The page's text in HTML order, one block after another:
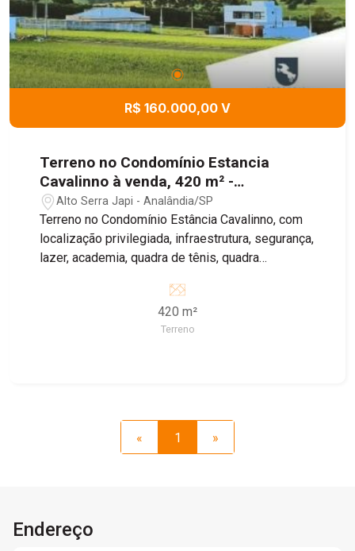
R$ 160.000,00 V
Terreno no Condomínio Estancia
Cavalinno à venda, 420 m² -
Analândia/SP
Alto Serra Japi - Analândia/SP
Terreno no Condomínio Estância Cavalinno, com
localização privilegiada, infraestrutura, segurança,
lazer, academia, quadra de tênis, quadra
420 m²
Terreno
« 1 »
Endereço